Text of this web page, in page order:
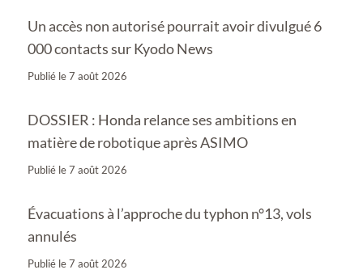
Un accès non autorisé pourrait avoir divulgué 6
000 contacts sur Kyodo News
Publié le7 août 2026
DOSSIER : Honda relance ses ambitions en
matière de robotique après ASIMO
Publié le7 août 2026
Évacuations à l’approche du typhon n°13, vols
annulés
Publié le7 août 2026